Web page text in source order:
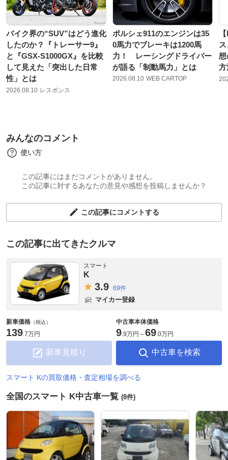
バイク界の“SUV”はどう進化
したのか？『トレーサー9』
と『GSX-S1000GX』を比較
して見えた「突出した日常
性」とは
2026.08.10 レスポンス
ポルシェ911のエンジンは35
0馬力でブレーキは1200馬
力！ レーシングドライバー
が語る「制動馬力」とは
2026.08.10 WEB CARTOP
想
方
みんなのコメント
使い方
この記事にはまだコメントがありません。
この記事に対するあなたの意見や感想を投稿しませんか？
この記事にコメントする
この記事に出てきたクルマ
スマート
K
3.9 69件
マイカー登録
新車価格 （税込）
139.7万円
新車見積り
中古車本体価格
9.9万円 ～69.0万円
中古車を検索
スマート Kの買取価格・査定相場を調べる
全国のスマート K中古車一覧 (8件)